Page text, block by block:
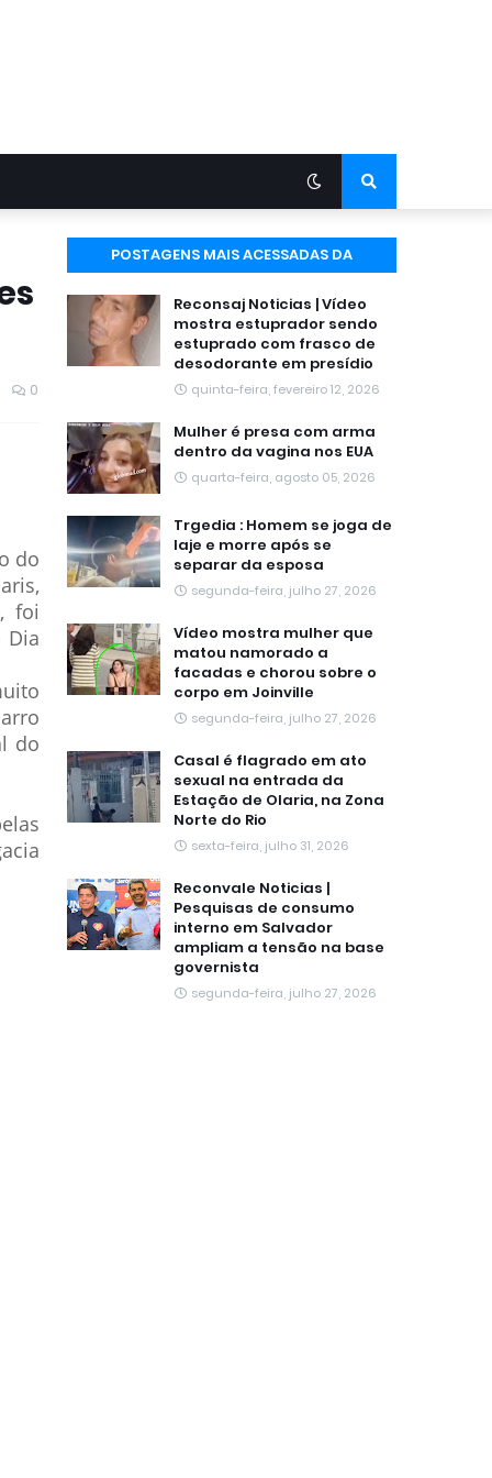
0
do
foi
Dia
do
POSTAGENS MAIS ACESSADAS DA
Reconsaj Noticias | Vídeo
mostra estuprador sendo
estuprado com frasco de
desodorante em presídio
quinta-feira, fevereiro 12, 2026
Mulher é presa com arma
dentro da vagina nos EUA
quarta-feira, agosto 05, 2026
Trgedia : Homem se joga de
laje e morre após se
separar da esposa
segunda-feira, julho 27, 2026
Vídeo mostra mulher que
matou namorado a
facadas e chorou sobre o
corpo em Joinville
segunda-feira, julho 27, 2026
Casal é flagrado em ato
sexual na entrada da
Estação de Olaria, na Zona
Norte do Rio
sexta-feira, julho 31, 2026
Reconvale Noticias |
Pesquisas de consumo
interno em Salvador
ampliam a tensão na base
governista
segunda-feira, julho 27, 2026